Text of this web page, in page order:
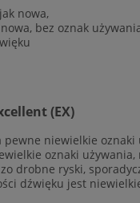
nowa,
bez oznak
(EX)
pewne niewielkie oznaki
oznaki używania,
drobne ryski,
dźwięku jest